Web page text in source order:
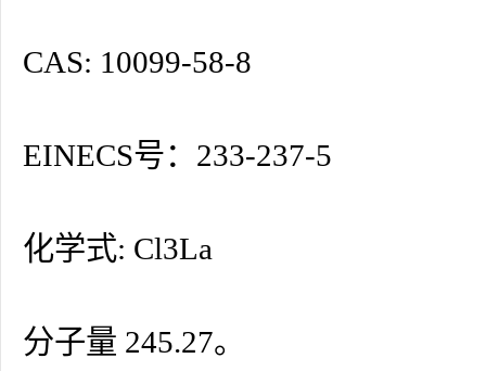
CAS: 10099-58-8
EINECS号：233-237-5
化学式: Cl3La
分子量 245.27。